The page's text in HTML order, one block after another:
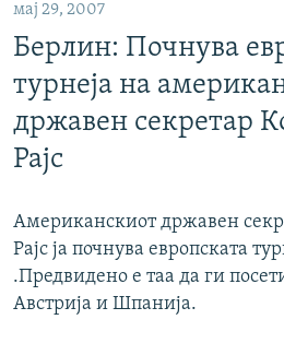
главната
навигација
Премини
на
пребарување
ВИЗУЕЛНО
ВЕСТИ
ШТО ТРЕБА ДА ЗНАЕТЕ
ПРИЈАВИ СЕ ЗА ЊУЗЛЕТЕР
ПОДКАСТ ЗОШТО?
СЛЕДЕТЕ НЕ
мај 29, 2007
Берлин: Почнува
турнеја на
државен секретар
Рајс
Американскиот државен
Рајс ја почнува европската
.Предвидено е таа да ги
Австрија и Шпанија.